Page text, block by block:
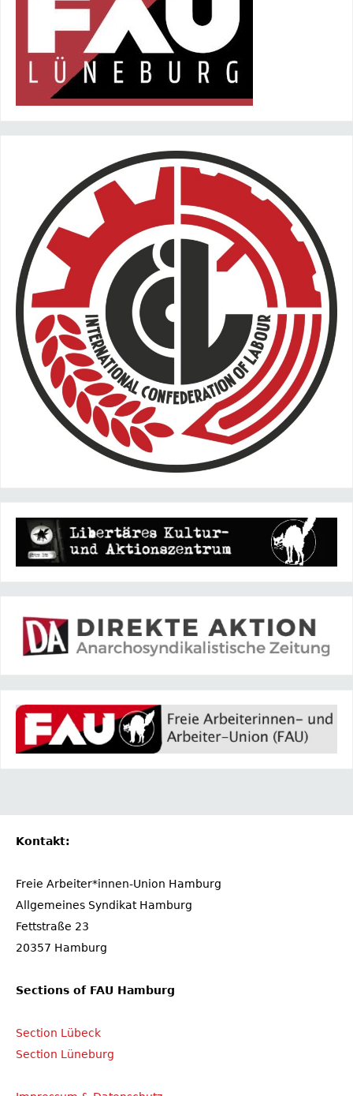
Kontakt:
Freie Arbeiter*innen-Union Hamburg
Allgemeines Syndikat Hamburg
Fettstraße 23
20357 Hamburg
Sections of FAU Hamburg
Section Lübeck
Section Lüneburg